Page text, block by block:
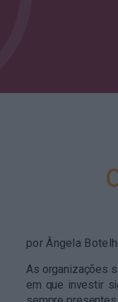
por Ângela
As organizações
em que investir